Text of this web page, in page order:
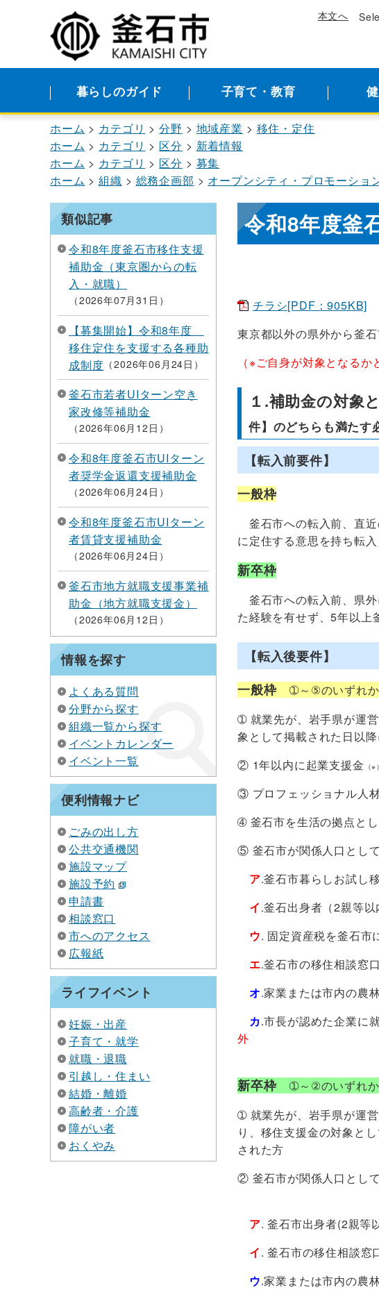
本文へ
暮らしのガイド 子育て・教育
ホーム カテゴリ 分野 地域産業
移住・定住
ホーム
カテゴリ 区分
新着情報
ホーム
カテゴリ 区分
募集
ホーム
組織 総務企画部 オープンシティ・プロモーショ
類似記事
令和8年度釜石市移住支援
補助金（東京圏からの転
入・就職）
2026年07月31日
【募集開始】令和8年度
移住定住を支援する各種助
成制度
2026年06月24日
釜石市若者UIターン空き
家改修等補助金
2026年06月12日
令和8年度釜石市UIターン
者奨学金返還支援補助金
2026年06月24日
令和8年度釜石市UIターン
者賃貸支援補助金
2026年06月24日
釜石市地方就職支援事業補
助金（地方就職支援金）
2026年06月12日
情報を探す
よくある質問
分野から探す
組織一覧から探す
イベントカレンダー
イベント一覧
便利情報ナビ
ごみの出し方
公共交通機関
施設マップ
施設予約
申請書
相談窓口
市へのアクセス
広報紙
ライフイベント
妊娠・出産
子育て・就学
就職・退職
引越し・住まい
結婚・離婚
高齢者・介護
障がい者
おくやみ
令和8年度釜
チラシ[PDF：905KB]
東京都以外の県外から釜
（※ご自身が対象となる
１.補助金の対象
件】のどちらも満たす
【転入前要件】
一般枠
釜石市への転入前、直
に定住する意思を持ち転
新卒枠
釜石市への転入前、県
た経験を有せず、5年以上
【転入後要件】
一般枠➀～⑤のいずれ
➀ 就業先が、岩手県が運
象として掲載された日以
② 1年以内に起業支援金 （
③ プロフェッショナル人
➃ 釜石市を生活の拠点と
⑤ 釜石市が関係人口とし
ア.釜石市暮らしお試し
イ.釜石出身者（2親等
ウ. 固定資産税を釜石市
エ.釜石市の移住相談窓
オ.家業または市内の農
カ.市長が認めた企業に
外
新卒枠➀～②のいずれ
➀ 就業先が、岩手県が運
り、移住支援金の対象と
された方
② 釜石市が関係人口とし
ア. 釜石市出身者(2親等
イ. 釜石市の移住相談
ウ.家業または市内の農